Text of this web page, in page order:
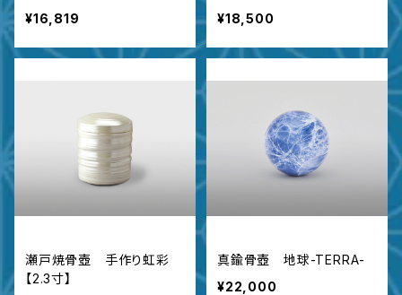
¥16,819
¥18,500
瀬戸焼骨壺 手作り虹彩
【2.3寸】
真鍮骨壺 地球-TERRA-
¥22,000